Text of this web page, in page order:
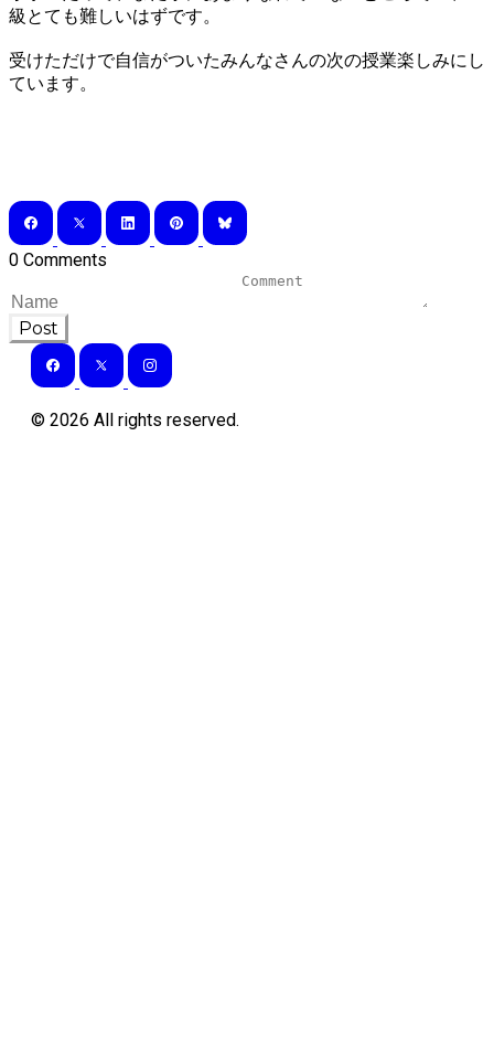
級とても難しいはずです。
受けただけで自信がついたみんなさんの次の授業楽しみにし
ています。
0 Comments
Post
© 2026 All rights reserved.